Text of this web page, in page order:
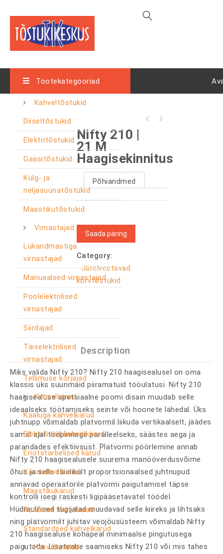
Tootekategooriad
Kahveltõstukid
Diiseltõstukid
Elektritõstukid
Gaasitõstukid
Külg- ja
neljasuunatõstukid
Maastikutõstukid
Virnastajad
Lükandmastiga
virnastajad
Manuaalsed virnastajad
Poolelektrilised
virnastajad
Siirdajad
Täiselektrilised
virnastajad
Tellimuse korjajad
Kahvelkärud
Kaaluga kahvelkärud
Elektrilised kahvelkärud
Eriotstarbelised kärud
Käärkahvelkärud
Maastikukärud
Ratastel tõstelauad
Standardsed kahvelkärud
Korvtõstukid
Nifty 210 |
21 M
Haagisekinnitus
Põhiandmed
Saada päring
Category:
Järelveetavad
korvtõstukid
Description
Miks valida Nifty 210? Nifty 210 haagisealusel on oma
klassis üks suurimaid piiramatuid tööulatusi. Nifty 210
haagisealuse spetsiaalne poomi disain muudab selle
ideaalseks töötamiseks seinte või hoonete lähedal. Üks
juhtnupp võimaldab platvormil liikuda vertikaalselt, jäädes
samal ajal tööpinnaga paralleelseks, säästes aega ja
parandades efektiivsust. Platvormi pöörlemine annab
Nifty 210 haagisealusele suurema manööverdusvõime
õhus ja selle täielikult proportsionaalsed juhtnupud
annavad operaatorile platvormi paigutamisel täpse
kontrolli isegi raskesti ligipääsetavatel töödel.
Hüdraulilised tugijalad muudavad selle kiireks ja lihtsaks
ning platvormilt juhitav veojõusüsteem võimaldab Nifty
210 haagisealuse kohapeal minimaalse pingutusega
paigutada. Lisateabe saamiseks Nifty 210 või mis tahes